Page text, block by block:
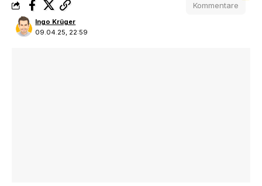
09.04.25, 22:59
Ingo Krüger
Kommentare